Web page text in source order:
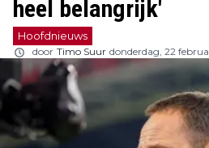
heel belangrijk'
Hoofdnieuws
door Timo Suur donderdag, 22